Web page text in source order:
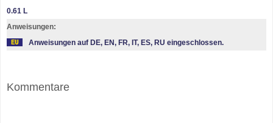
0.61 L
Anweisungen:
Anweisungen auf DE, EN, FR, IT, ES, RU eingeschlossen.
Kommentare